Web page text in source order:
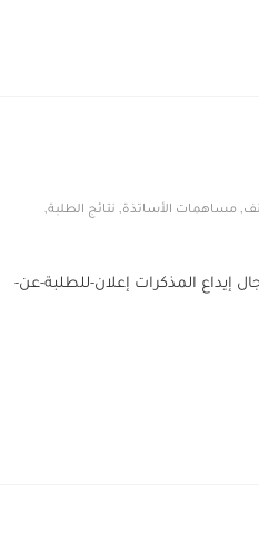
, مساهمات الأساتذة, نتائج الطلبة,
إيداع المذكرات إعلان-للطلبة-عن-